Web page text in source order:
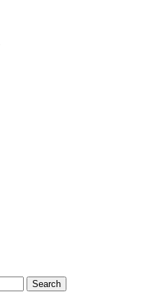
Search